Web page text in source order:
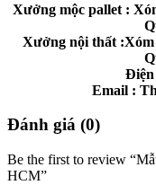
Xưởng mộc pallet :
Xưởng nội thất
Điện
Email :
Đánh giá (0)
Be the first to review
HCM”